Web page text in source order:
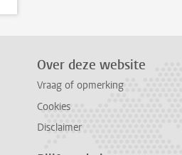
Over deze website
Vraag of opmerking
Cookies
Disclaimer